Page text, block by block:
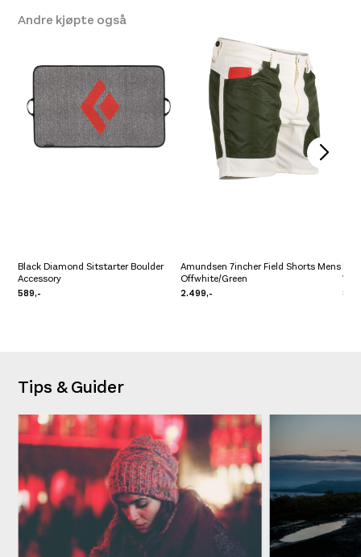
Andre kjøpte også
Black Diamond Sitstarter Boulder
Accessory
589,-
Amundsen 7incher Field Shorts Mens
Offwhite/Green
2.499,-
Tips & Guider